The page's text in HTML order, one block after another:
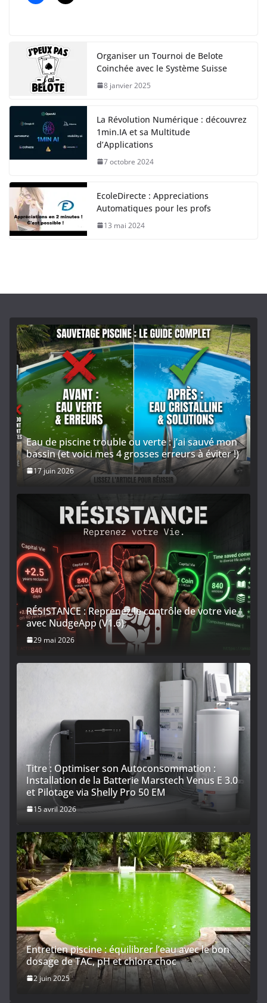
Organiser un Tournoi de Belote
Coinchée avec le Système Suisse
8 janvier 2025
La Révolution Numérique : découvrez
1min.IA et sa Multitude
d’Applications
7 octobre 2024
EcoleDirecte : Appreciations
Automatiques pour les profs
13 mai 2024
Eau de piscine trouble ou verte : j’ai sauvé mon
bassin (et voici mes 4 grosses erreurs à éviter !)
17 juin 2026
RÉSISTANCE : Reprenez le contrôle de votre vie
avec NudgeApp (V1.6)
29 mai 2026
Titre : Optimiser son Autoconsommation :
Installation de la Batterie Marstech Venus E 3.0
et Pilotage via Shelly Pro 50 EM
15 avril 2026
Entretien piscine : équilibrer l’eau avec le bon
dosage de TAC, pH et chlore choc
2 juin 2025